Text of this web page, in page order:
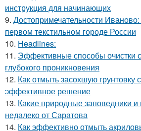
инструкция для начинающих
9. Достопримечательности Иваново:
первом текстильном городе России
10. Headlines:
11. Эффективные способы очистки
глубокого проникновения
12. Как отмыть засохшую грунтовку
эффективное решение
13. Какие природные заповедники и
недалеко от Саратова
14. Как эффективно отмыть